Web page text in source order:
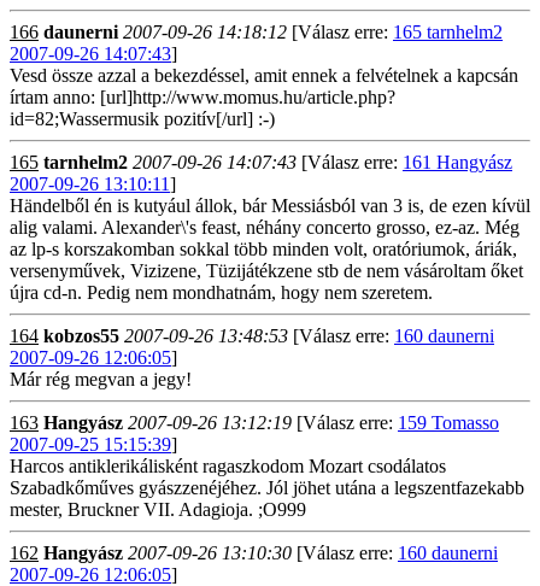
166 daunerni 2007-09-26 14:18:12 [Válasz erre: 165 tarnhelm2
2007-09-26 14:07:43]
Vesd össze azzal a bekezdéssel, amit ennek a felvételnek a kapcsán
írtam anno: [url]http://www.momus.hu/article.php?
id=82;Wassermusik pozitív[/url] :-)
165 tarnhelm2 2007-09-26 14:07:43 [Válasz erre: 161 Hangyász
2007-09-26 13:10:11]
Händelből én is kutyául állok, bár Messiásból van 3 is, de ezen kívül
alig valami. Alexander\'s feast, néhány concerto grosso, ez-az. Még
az lp-s korszakomban sokkal több minden volt, oratóriumok, áriák,
versenyművek, Vizizene, Tüzijátékzene stb de nem vásároltam őket
újra cd-n. Pedig nem mondhatnám, hogy nem szeretem.
164 kobzos55 2007-09-26 13:48:53 [Válasz erre: 160 daunerni
2007-09-26 12:06:05]
Már rég megvan a jegy!
163 Hangyász 2007-09-26 13:12:19 [Válasz erre: 159 Tomasso
2007-09-25 15:15:39]
Harcos antiklerikálisként ragaszkodom Mozart csodálatos
Szabadkőműves gyászzenéjéhez. Jól jöhet utána a legszentfazekabb
mester, Bruckner VII. Adagioja. ;O999
162 Hangyász 2007-09-26 13:10:30 [Válasz erre: 160 daunerni
2007-09-26 12:06:05]